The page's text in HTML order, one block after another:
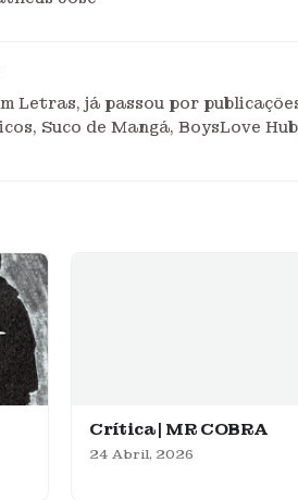
Letras, já passou por
Suco de Mangá, BoysLove
Crítica | MR COBRA
24 Abril, 2026